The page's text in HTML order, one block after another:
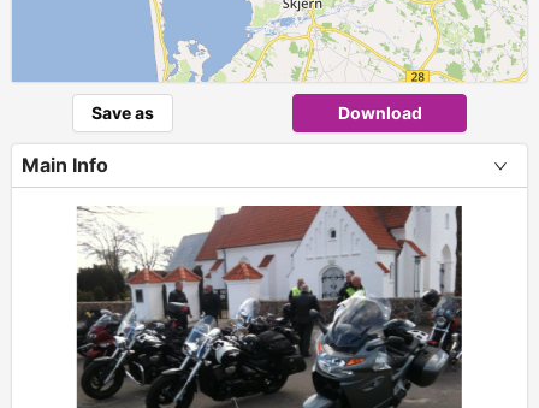
Save as Download
Main Info